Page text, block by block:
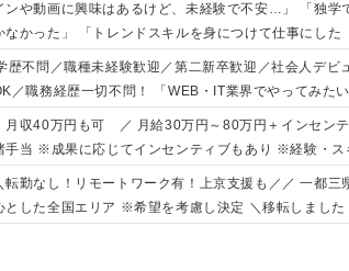
ンや動画に興味はあるけど、未経験で不安…」 「独学
なかった」 「トレンドスキルを身につけて仕事にした
」 ーーそんなあなたへ！
歴不問／職種未経験歓迎／第二新卒歓迎／社会人デビ
／職務経歴一切不問！ 「WEB・IT業界でやってみた
ちがあればチャレンジOKです□■ ★未経験大歓迎 ★学
不問 ★第二新卒大歓迎 ※基礎的PCスキルがある方は尚
人デビューもOK ★上京も大歓迎 └シェアハウス（
用意し、上京もサポート中！ 「Web業界で活躍したい
まだよくわからないけど、将来のために挑戦してみた
収40万円も可 ／ 月給30万円～80万円＋インセン
手当 ※成果に応じてインセンティブもあり ※経験・ス
慮のうえ、決定します。 ※経験者は応相談 ※残業代別
試用期間中（6か月間）は月給23万円～25万円（待遇
なし）となります。 その後は実力により給与が変動。
転勤なし！リモートワーク有！上京支援も／／ 一都三
とした全国エリア ※希望を考慮し決定 ＼移転しました